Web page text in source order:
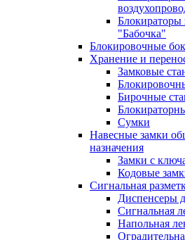
Блокираторы
"Бабочка"
Блокировочные
Хранение и
Замковые
Бирочные
Сумки
Навесные замки
назначения
Замки с
Кодовые
Сигнальная
Диспенсеры
Сигнальная
Напольная